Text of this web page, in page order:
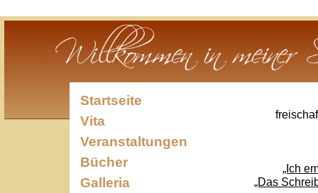
Vita
Veranstaltungen
Bücher
Galleria
Aktuelles Presse Fragen und